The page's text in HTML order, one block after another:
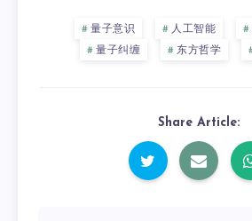
量子意识 人工智能
量子纠缠
东方哲学
Share Article: